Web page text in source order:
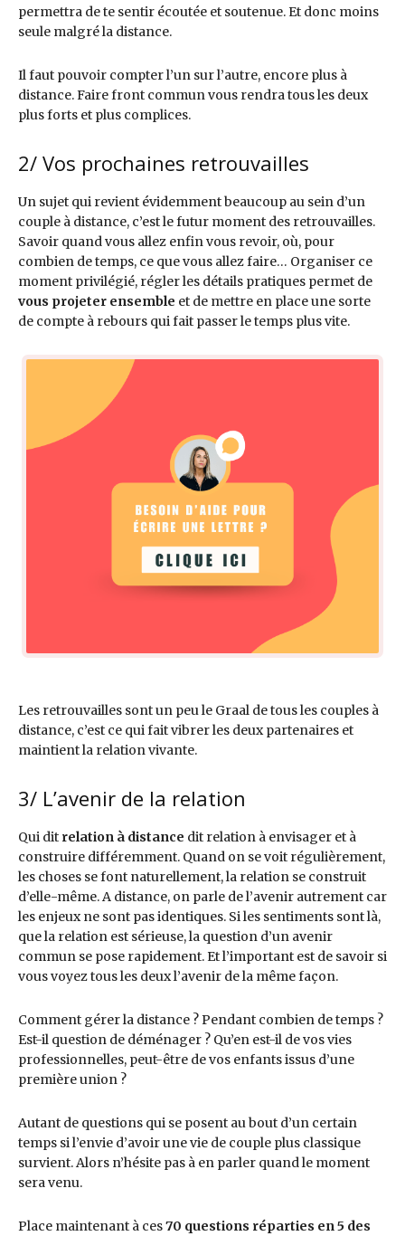
permettra de te sentir écoutée et soutenue. Et donc moins
seule malgré la distance.
Il faut pouvoir compter l’un sur l’autre, encore plus à
distance. Faire front commun vous rendra tous les deux
plus forts et plus complices.
2/ Vos prochaines retrouvailles
Un sujet qui revient évidemment beaucoup au sein d’un
couple à distance, c’est le futur moment des retrouvailles.
Savoir quand vous allez enfin vous revoir, où, pour
combien de temps, ce que vous allez faire… Organiser ce
moment privilégié, régler les détails pratiques permet de
vous projeter ensemble et de mettre en place une sorte
de compte à rebours qui fait passer le temps plus vite.
Les retrouvailles sont un peu le Graal de tous les couples à
distance, c’est ce qui fait vibrer les deux partenaires et
maintient la relation vivante.
3/ L’avenir de la relation
Qui dit relation à distance dit relation à envisager et à
construire différemment. Quand on se voit régulièrement,
les choses se font naturellement, la relation se construit
d’elle-même. A distance, on parle de l’avenir autrement car
les enjeux ne sont pas identiques. Si les sentiments sont là,
que la relation est sérieuse, la question d’un avenir
commun se pose rapidement. Et l’important est de savoir si
vous voyez tous les deux l’avenir de la même façon.
Comment gérer la distance ? Pendant combien de temps ?
Est-il question de déménager ? Qu’en est-il de vos vies
professionnelles, peut-être de vos enfants issus d’une
première union ?
Autant de questions qui se posent au bout d’un certain
temps si l’envie d’avoir une vie de couple plus classique
survient. Alors n’hésite pas à en parler quand le moment
sera venu.
Place maintenant à ces70 questions réparties en 5 des